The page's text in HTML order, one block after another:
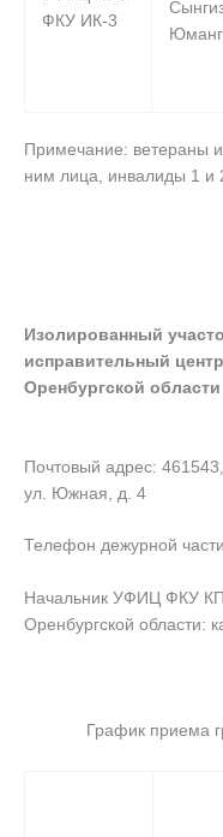
ФКУ ИК-3
Примечание: ветераны
ним лица, инвалиды 1 и
Изолированный
исправительный
Оренбургской области
Почтовый адрес:
ул. Южная, д. 4
Телефон дежурной
Начальник УФИЦ ФКУ
Оренбургской области:
График приема